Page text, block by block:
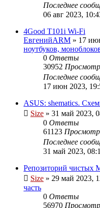
Последнее
06 авг 2023,
4Good T101i Wi-Fi
ЕвгенийARM » 17
ноутбуков,
0 Ответы
30952
Последнее
17 июн 2023,
ASUS: shematics.
Size » 31 май 2023,
0 Ответы
61123
Последнее
31 май 2023,
Репозиторий чистых
Size » 29 май 2023,
часть
0 Ответы
56970